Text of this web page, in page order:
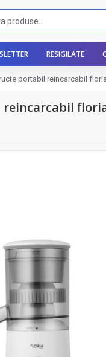
RESIGILATE
portabil reincarcabil